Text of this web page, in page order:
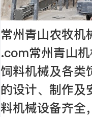
常州青山农牧
.com常州青山
饲料机械及各类
的设计、制作及
料机械设备齐全